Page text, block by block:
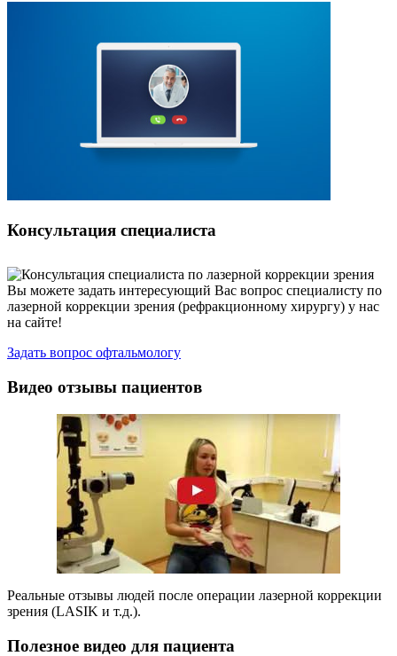
Консультация специалиста
Вы можете задать интересующий Вас вопрос специалисту по
лазерной коррекции зрения (рефракционному хирургу) у нас
на сайте!
Задать вопрос офтальмологу
Видео отзывы пациентов
Реальные отзывы людей после операции лазерной коррекции
зрения (LASIK и т.д.).
Полезное видео для пациента